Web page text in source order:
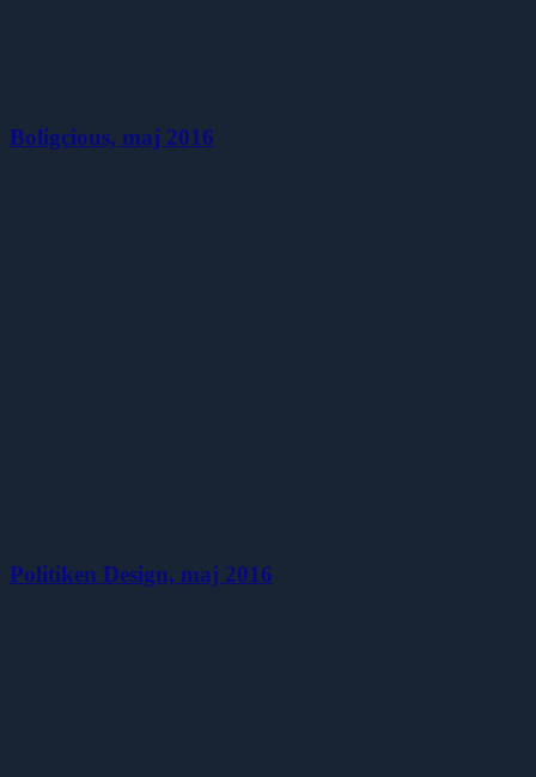
Boligcious, maj 2016
Politiken Design, maj 2016